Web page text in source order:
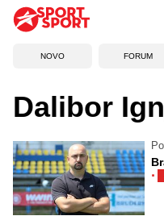
NOVO FORUM
Dalibor
·